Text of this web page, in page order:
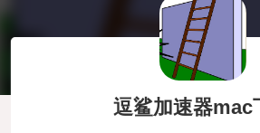
逗鲨加速器mac